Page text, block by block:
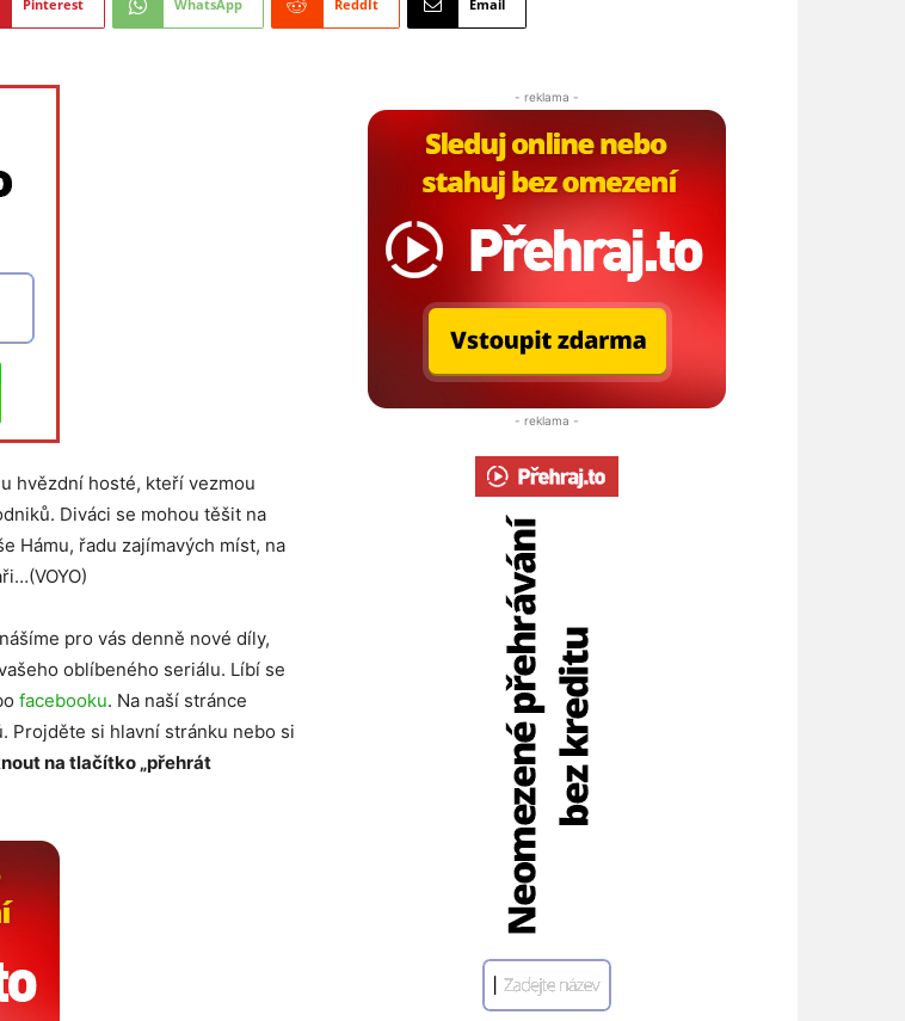
Pinterest WhatsApp ReddIt Email
hvězdní hosté, kteří vezmou
Diváci se mohou těšit na
Hámu, řadu zajímavých míst, na
pro vás denně nové díly,
oblíbeného seriálu. Líbí se
facebooku. Na naší stránce
Projděte si hlavní stránku nebo si
na tlačítko „přehrát
- reklama -
- reklama -